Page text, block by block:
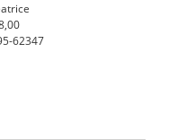
62347